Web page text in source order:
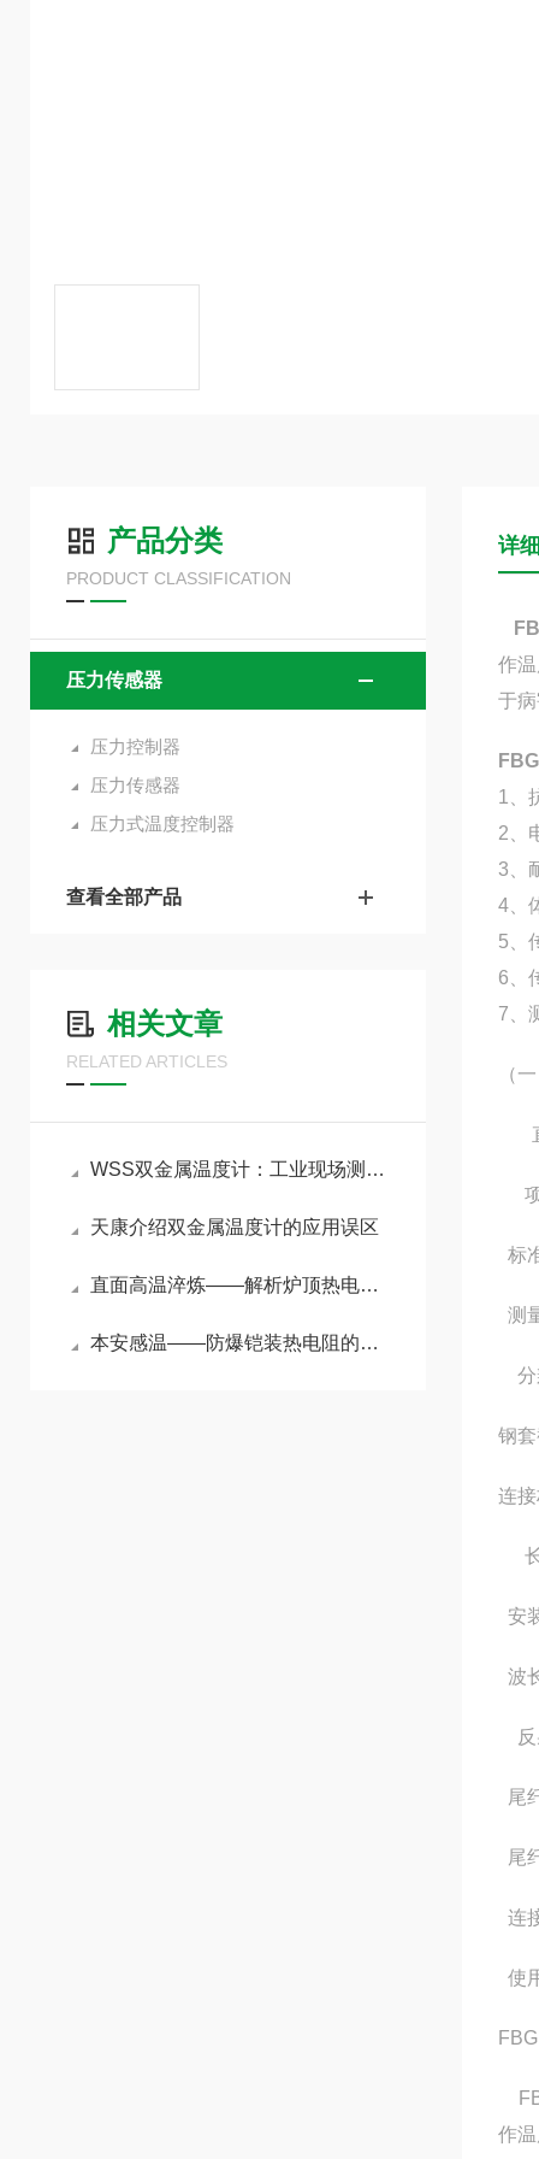
产品分类
PRODUCT CLASSIFICATION
压力传感器
压力控制器
压力传感器
压力式温度控制器
查看全部产品
相关文章
RELATED ARTICLES
WSS双金属温度计：工业现场测温的“全能通用标尺”
天康介绍双金属温度计的应用误区
直面高温淬炼——解析炉顶热电偶在冶金加热炉中的精准测温原理与应用
本安感温——防爆铠装热电阻的原理与选购要点
详
作
于
1、
2、
3、
4、
5、
6、
7、
（
直
标
测
钢
连
安
波
尾
尾
连
使
作